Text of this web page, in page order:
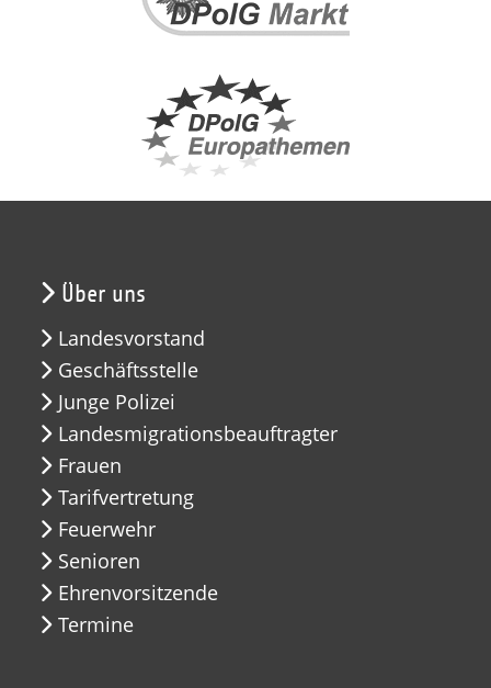
Über uns
Landesvorstand
Geschäftsstelle
Junge Polizei
Landesmigrationsbeauftragter
Frauen
Tarifvertretung
Feuerwehr
Senioren
Ehrenvorsitzende
Termine